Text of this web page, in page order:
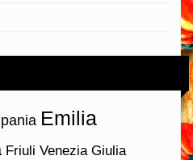
Emilia
Friuli Venezia Giulia